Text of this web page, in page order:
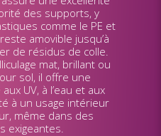
des supports, y
comme le PE et
amovible jusqu’à
de résidus de colle.
mat, brillant ou
sol, il offre une
UV, à l’eau et aux
à un usage intérieur
même dans des
exigeantes.